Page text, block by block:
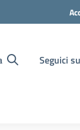
Seguici